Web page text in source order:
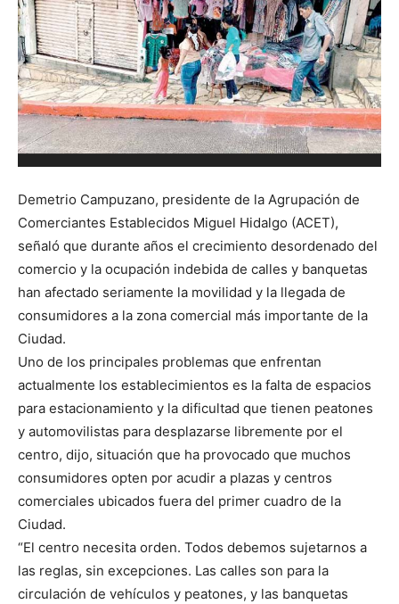
Demetrio Campuzano, presidente de la Agrupación de
Comerciantes Establecidos Miguel Hidalgo (ACET),
señaló que durante años el crecimiento desordenado del
comercio y la ocupación indebida de calles y banquetas
han afectado seriamente la movilidad y la llegada de
consumidores a la zona comercial más importante de la
Ciudad.
Uno de los principales problemas que enfrentan
actualmente los establecimientos es la falta de espacios
para estacionamiento y la dificultad que tienen peatones
y automovilistas para desplazarse libremente por el
centro, dijo, situación que ha provocado que muchos
consumidores opten por acudir a plazas y centros
comerciales ubicados fuera del primer cuadro de la
Ciudad.
“El centro necesita orden. Todos debemos sujetarnos a
las reglas, sin excepciones. Las calles son para la
circulación de vehículos y peatones, y las banquetas